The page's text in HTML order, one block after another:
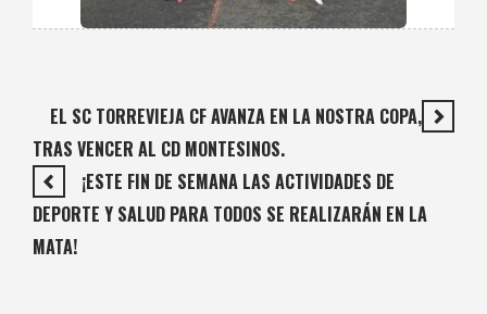
EL SC TORREVIEJA CF AVANZA EN LA NOSTRA COPA,
TRAS VENCER AL CD MONTESINOS.
¡ESTE FIN DE SEMANA LAS ACTIVIDADES DE
DEPORTE Y SALUD PARA TODOS SE REALIZARÁN EN LA
MATA!